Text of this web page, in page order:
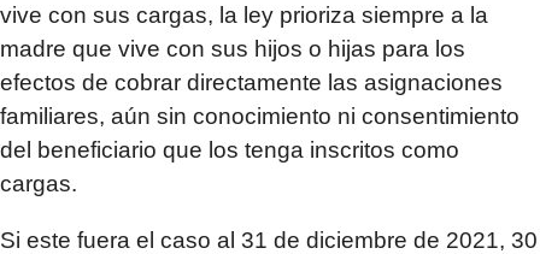
vive con sus cargas, la ley prioriza siempre a la
madre que vive con sus hijos o hijas para los
efectos de cobrar directamente las asignaciones
familiares, aún sin conocimiento ni consentimiento
del beneficiario que los tenga inscritos como
cargas.
Si este fuera el caso al 31 de diciembre de 2021, 30